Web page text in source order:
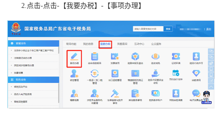
2.点击-点击-【我要办税】-【事项办理】